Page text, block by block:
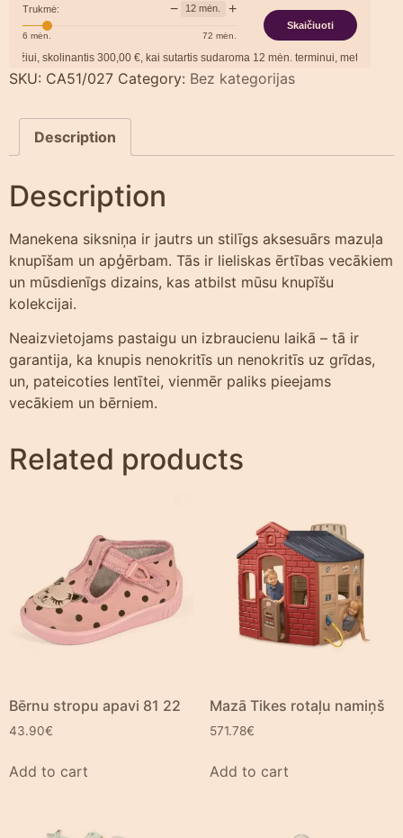
Trukmė: − 12 mėn. +
6 mėn. 72 mėn.
Skaičiuoti
skolinantis300,00€, kai sutartis sudaroma12mėn. terminui, metinė
SKU: CA51/027 Category: Bez kategorijas
Description
Description
Manekena siksniņa ir jautrs un stilīgs aksesuārs mazuļa
knupīšam un apģērbam. Tās ir lieliskas ērtības vecākiem
un mūsdienīgs dizains, kas atbilst mūsu knupīšu
kolekcijai.
Neaizvietojams pastaigu un izbraucienu laikā – tā ir
garantija, ka knupis nenokritīs un nenokritīs uz grīdas,
un, pateicoties lentītei, vienmēr paliks pieejams
vecākiem un bērniem.
Related products
Bērnu stropu apavi 81 22
43.90€
Add to cart
Mazā Tikes rotaļu namiņš
571.78€
Add to cart